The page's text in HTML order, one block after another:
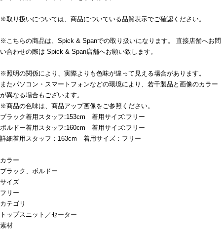
※取り扱いについては、商品についている品質表示でご確認ください。
※こちらの商品は、Spick & Spanでの取り扱いになります。 直接店舗へお問
い合わせの際は Spick & Span店舗へお願い致します。
※照明の関係により、実際よりも色味が違って見える場合があります。
またパソコン・スマートフォンなどの環境により、若干製品と画像のカラー
が異なる場合もございます。
※商品の色味は、商品アップ画像をご参照ください。
ブラック着用スタッフ:153cm 着用サイズ:フリー
ボルドー着用スタッフ:160cm 着用サイズ:フリー
詳細着用スタッフ：163cm 着用サイズ：フリー
カラー
ブラック、ボルドー
サイズ
フリー
カテゴリ
トップスニット／セーター
素材